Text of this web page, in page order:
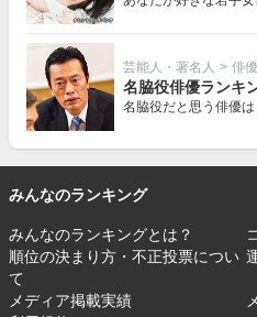
芸能人・著名人 > 俳
名脇役俳優ランキ
名脇役だと思う俳優は
みんなのランキング
みんなのランキングとは？
順位の決まり方・不正投票につい
て
メディア掲載実績